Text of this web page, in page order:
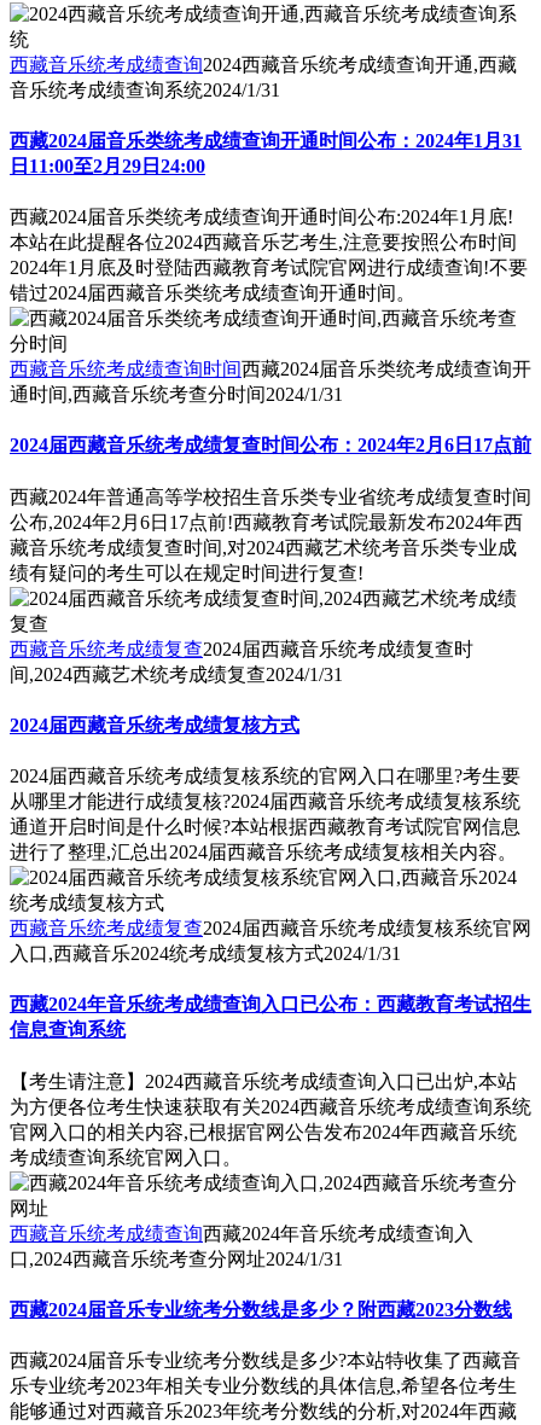
西藏音乐统考成绩查询2024西藏音乐统考成绩查询开通,西藏
音乐统考成绩查询系统2024/1/31
西藏2024届音乐类统考成绩查询开通时间公布：2024年1月31
日11:00至2月29日24:00
西藏2024届音乐类统考成绩查询开通时间公布:2024年1月底!
本站在此提醒各位2024西藏音乐艺考生,注意要按照公布时间
2024年1月底及时登陆西藏教育考试院官网进行成绩查询!不要
错过2024届西藏音乐类统考成绩查询开通时间。
西藏音乐统考成绩查询时间西藏2024届音乐类统考成绩查询开
通时间,西藏音乐统考查分时间2024/1/31
2024届西藏音乐统考成绩复查时间公布：2024年2月6日17点前
西藏2024年普通高等学校招生音乐类专业省统考成绩复查时间
公布,2024年2月6日17点前!西藏教育考试院最新发布2024年西
藏音乐统考成绩复查时间,对2024西藏艺术统考音乐类专业成
绩有疑问的考生可以在规定时间进行复查!
西藏音乐统考成绩复查2024届西藏音乐统考成绩复查时
间,2024西藏艺术统考成绩复查2024/1/31
2024届西藏音乐统考成绩复核方式
2024届西藏音乐统考成绩复核系统的官网入口在哪里?考生要
从哪里才能进行成绩复核?2024届西藏音乐统考成绩复核系统
通道开启时间是什么时候?本站根据西藏教育考试院官网信息
进行了整理,汇总出2024届西藏音乐统考成绩复核相关内容。
西藏音乐统考成绩复查2024届西藏音乐统考成绩复核系统官网
入口,西藏音乐2024统考成绩复核方式2024/1/31
西藏2024年音乐统考成绩查询入口已公布：西藏教育考试招生
信息查询系统
【考生请注意】2024西藏音乐统考成绩查询入口已出炉,本站
为方便各位考生快速获取有关2024西藏音乐统考成绩查询系统
官网入口的相关内容,已根据官网公告发布2024年西藏音乐统
考成绩查询系统官网入口。
西藏音乐统考成绩查询西藏2024年音乐统考成绩查询入
口,2024西藏音乐统考查分网址2024/1/31
西藏2024届音乐专业统考分数线是多少？附西藏2023分数线
西藏2024届音乐专业统考分数线是多少?本站特收集了西藏音
乐专业统考2023年相关专业分数线的具体信息,希望各位考生
能够通过对西藏音乐2023年统考分数线的分析,对2024年西藏